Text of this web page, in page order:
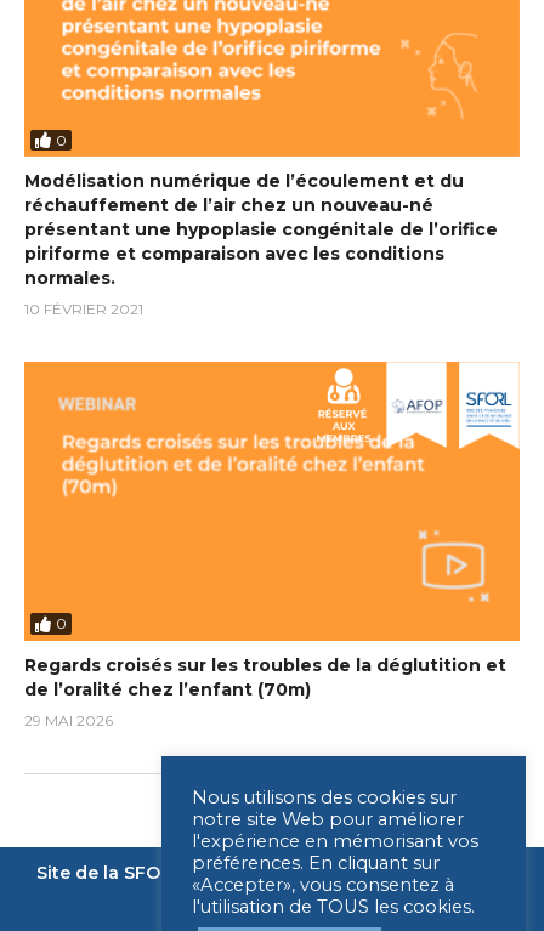
0
Modélisation numérique de l’écoulement et du
réchauffement de l’air chez un nouveau-né
présentant une hypoplasie congénitale de l’orifice
piriforme et comparaison avec les conditions
normales.
10 FÉVRIER 2021
0
Regards croisés sur les troubles de la déglutition et
de l’oralité chez l’enfant (70m)
29 MAI 2026
Site de la SFORL Nous contacter Mentions légales
Nous utilisons des cookies sur
notre site Web pour améliorer
l'expérience en mémorisant vos
préférences. En cliquant sur
«Accepter», vous consentez à
l'utilisation de TOUS les cookies.